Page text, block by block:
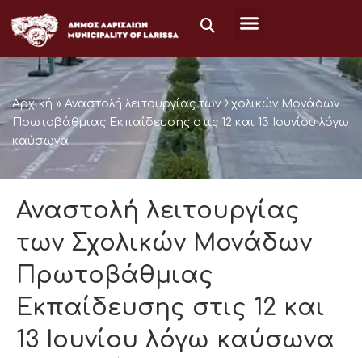
στο
περιεχόμενο
Αρχική » Αναστολή λειτουργίας των Σχολικών Μονάδων
Πρωτοβάθμιας Εκπαίδευσης στις 12 και 13 Ιουνίου λόγω
καύσωνα
Αναστολή λειτουργίας
των Σχολικών Μονάδων
Πρωτοβάθμιας
Εκπαίδευσης στις 12 και
13 Ιουνίου λόγω καύσωνα